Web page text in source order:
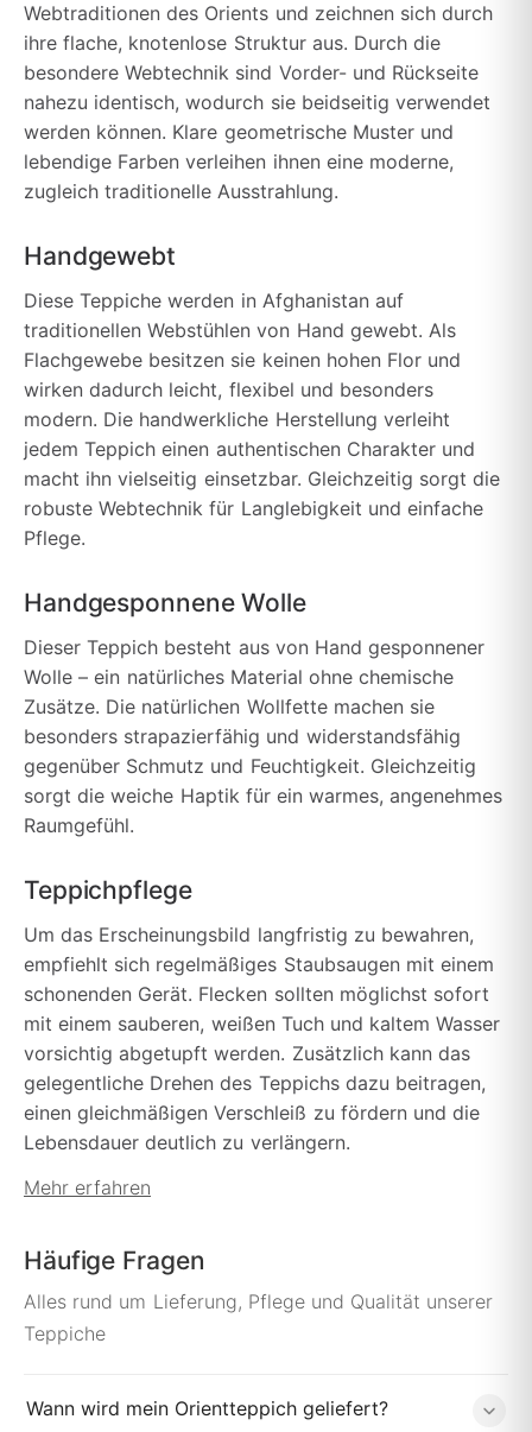
Webtraditionen des Orients und zeichnen sich durch
ihre flache, knotenlose Struktur aus. Durch die
besondere Webtechnik sind Vorder- und Rückseite
nahezu identisch, wodurch sie beidseitig verwendet
werden können. Klare geometrische Muster und
lebendige Farben verleihen ihnen eine moderne,
zugleich traditionelle Ausstrahlung.
Handgewebt
Diese Teppiche werden in Afghanistan auf
traditionellen Webstühlen von Hand gewebt. Als
Flachgewebe besitzen sie keinen hohen Flor und
wirken dadurch leicht, flexibel und besonders
modern. Die handwerkliche Herstellung verleiht
jedem Teppich einen authentischen Charakter und
macht ihn vielseitig einsetzbar. Gleichzeitig sorgt die
robuste Webtechnik für Langlebigkeit und einfache
Pflege.
Handgesponnene Wolle
Dieser Teppich besteht aus von Hand gesponnener
Wolle – ein natürliches Material ohne chemische
Zusätze. Die natürlichen Wollfette machen sie
besonders strapazierfähig und widerstandsfähig
gegenüber Schmutz und Feuchtigkeit. Gleichzeitig
sorgt die weiche Haptik für ein warmes, angenehmes
Raumgefühl.
Teppichpflege
Um das Erscheinungsbild langfristig zu bewahren,
empfiehlt sich regelmäßiges Staubsaugen mit einem
schonenden Gerät. Flecken sollten möglichst sofort
mit einem sauberen, weißen Tuch und kaltem Wasser
vorsichtig abgetupft werden. Zusätzlich kann das
gelegentliche Drehen des Teppichs dazu beitragen,
einen gleichmäßigen Verschleiß zu fördern und die
Lebensdauer deutlich zu verlängern.
Mehr erfahren
Häufige Fragen
Alles rund um Lieferung, Pflege und Qualität unserer
Teppiche
Wann wird mein Orientteppich geliefert?